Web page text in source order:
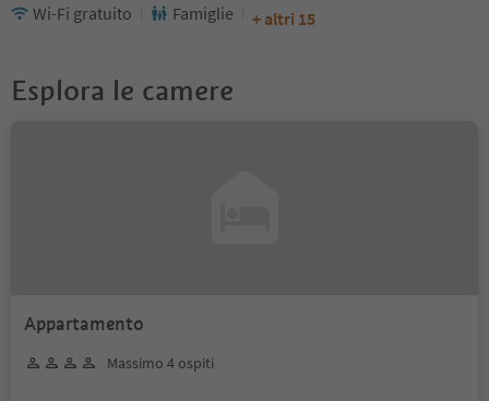
Wi-Fi gratuito
Famiglie + altri 15
Esplora le camere
Appartamento
Massimo 4 ospiti